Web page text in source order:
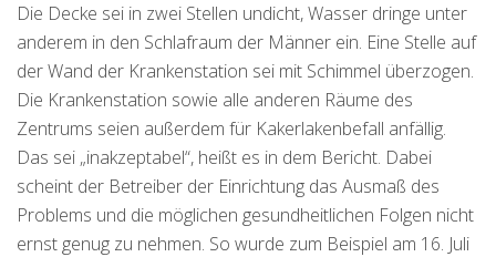
Die Decke sei in zwei Stellen undicht, Wasser dringe unter
anderem in den Schlafraum der Männer ein. Eine Stelle auf
der Wand der Krankenstation sei mit Schimmel überzogen.
Die Krankenstation sowie alle anderen Räume des
Zentrums seien außerdem für Kakerlakenbefall anfällig.
Das sei „inakzeptabel“, heißt es in dem Bericht. Dabei
scheint der Betreiber der Einrichtung das Ausmaß des
Problems und die möglichen gesundheitlichen Folgen nicht
ernst genug zu nehmen. So wurde zum Beispiel am 16. Juli